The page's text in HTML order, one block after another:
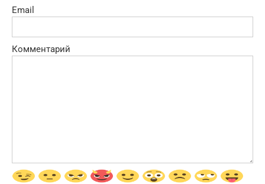
Email
Комментарий